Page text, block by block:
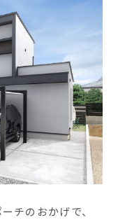
チのおかげで、